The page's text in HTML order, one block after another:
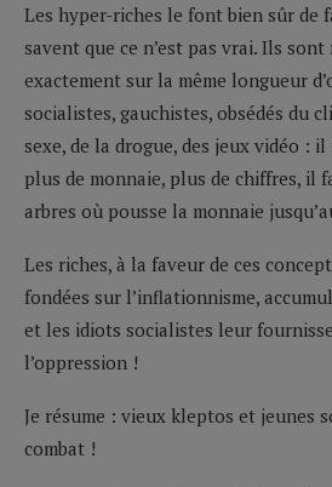
Les hyper-riches le font bien sûr de
savent que ce n’est pas vrai. Ils sont
exactement sur la même longueur
socialistes, gauchistes, obsédés du
sexe, de la drogue, des jeux vidéo :
plus de monnaie, plus de chiffres, il
arbres où pousse la monnaie
Les riches, à la faveur de ces
fondées sur l’inflationnisme,
et les idiots socialistes leur
l’oppression !
Je résume : vieux kleptos et jeunes
combat !